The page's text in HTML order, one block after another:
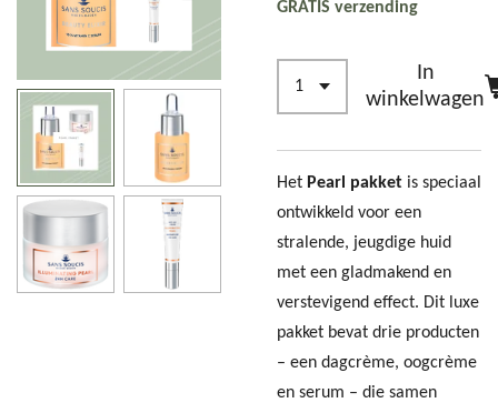
GRATIS verzending
In
winkelwagen
Het Pearl pakket is speciaal
ontwikkeld voor een
stralende, jeugdige huid
met een gladmakend en
verstevigend effect. Dit luxe
pakket bevat drie producten
– een dagcrème, oogcrème
en serum – die samen